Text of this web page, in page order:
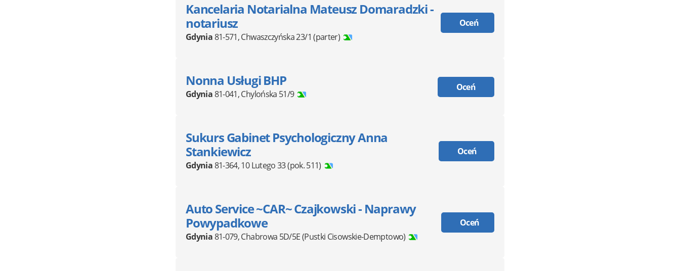
Kancelaria Notarialna Mateusz Domaradzki -
notariusz
Gdynia81-571,Chwaszczyńska 23/1 (parter)
Oceń
Nonna Usługi BHP
Gdynia81-041,Chylońska 51/9
Oceń
Sukurs Gabinet Psychologiczny Anna
Stankiewicz
Gdynia81-364,10 Lutego 33(pok. 511)
Oceń
Auto Service ~CAR~ Czajkowski - Naprawy
Powypadkowe
Gdynia81-079,Chabrowa 5D/5E(Pustki Cisowskie-Demptowo)
Oceń